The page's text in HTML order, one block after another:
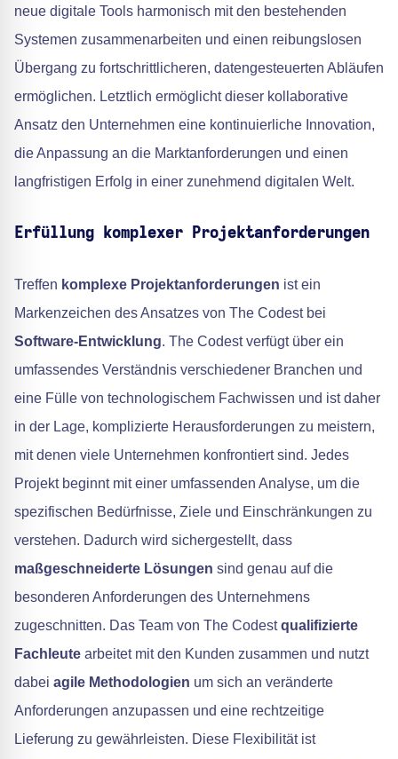
neue digitale Tools harmonisch mit den bestehenden
Systemen zusammenarbeiten und einen reibungslosen
Übergang zu fortschrittlicheren, datengesteuerten Abläufen
ermöglichen. Letztlich ermöglicht dieser kollaborative
Ansatz den Unternehmen eine kontinuierliche Innovation,
die Anpassung an die Marktanforderungen und einen
langfristigen Erfolg in einer zunehmend digitalen Welt.
Erfüllung komplexer Projektanforderungen
Treffen komplexe Projektanforderungen ist ein
Markenzeichen des Ansatzes von The Codest bei
Software-Entwicklung. The Codest verfügt über ein
umfassendes Verständnis verschiedener Branchen und
eine Fülle von technologischem Fachwissen und ist daher
in der Lage, komplizierte Herausforderungen zu meistern,
mit denen viele Unternehmen konfrontiert sind. Jedes
Projekt beginnt mit einer umfassenden Analyse, um die
spezifischen Bedürfnisse, Ziele und Einschränkungen zu
verstehen. Dadurch wird sichergestellt, dass
maßgeschneiderte Lösungen sind genau auf die
besonderen Anforderungen des Unternehmens
zugeschnitten. Das Team von The Codestqualifizierte
Fachleute arbeitet mit den Kunden zusammen und nutzt
dabei agile Methodologien um sich an veränderte
Anforderungen anzupassen und eine rechtzeitige
Lieferung zu gewährleisten. Diese Flexibilität ist